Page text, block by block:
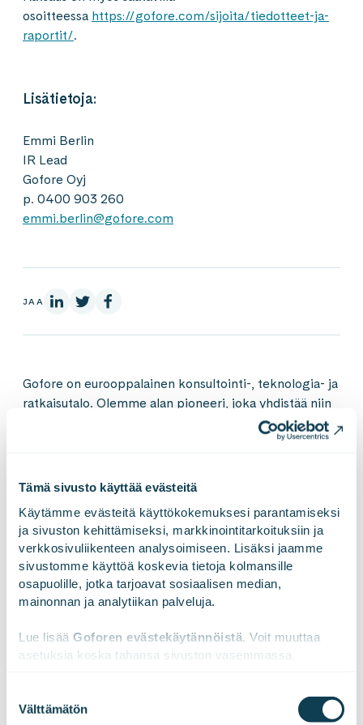
Tämä sivusto käyttää evästeitä
Käytämme evästeitä käyttökokemuksesi parantamiseksi
ja sivuston kehittämiseksi, markkinointitarkoituksiin ja
verkkosivuliikenteen analysoimiseen. Lisäksi jaamme
sivustomme käyttöä koskevia tietoja kolmansille
osapuolille, jotka tarjoavat sosiaalisen median,
mainonnan ja analytiikan palveluja.
Lue lisää Goforen evästekäytännöistä . Voit muuttaa
asetuksia koska tahansa sivuston vasemmassa
valinta
Välttämätön
osoitteessa https://gofore.com/sijoita/tiedotteet-ja-
raportit/.
Lisätietoja:
Emmi Berlin
IR Lead
Gofore Oyj
p. 0400 903 260
emmi.berlin@gofore.com
JAA LinkedInissä
X:ssäFacebookissa
Gofore on eurooppalainen konsultointi-, teknologia- ja
ratkaisutalo. Olemme alan pioneeri, joka yhdistää niin
käsin kosketeltavan ja digitaalisen maailman kuin
teknologiset mahdollisuudet ja ihmisten toiminnan
katsomaan rohkeasti tämän päivän ilmitarpeita
yhteiskuntaa sekä teollisuutta tuotteineen ja
palveluineen. Osaajajoukkomme koostuu
liiketoiminnan, tekoälyn hyödyntämisen, muutoksen
sekä tuotteiden ja digitaalisten palveluiden
suunnittelun ja kehityksen edelläkävijöistä. Meitä on
Suomessa, Saksassa, Itävallassa, Liechtensteinissa,
Tšekissä, Virossa ja Espanjassa. Liikevaihtomme